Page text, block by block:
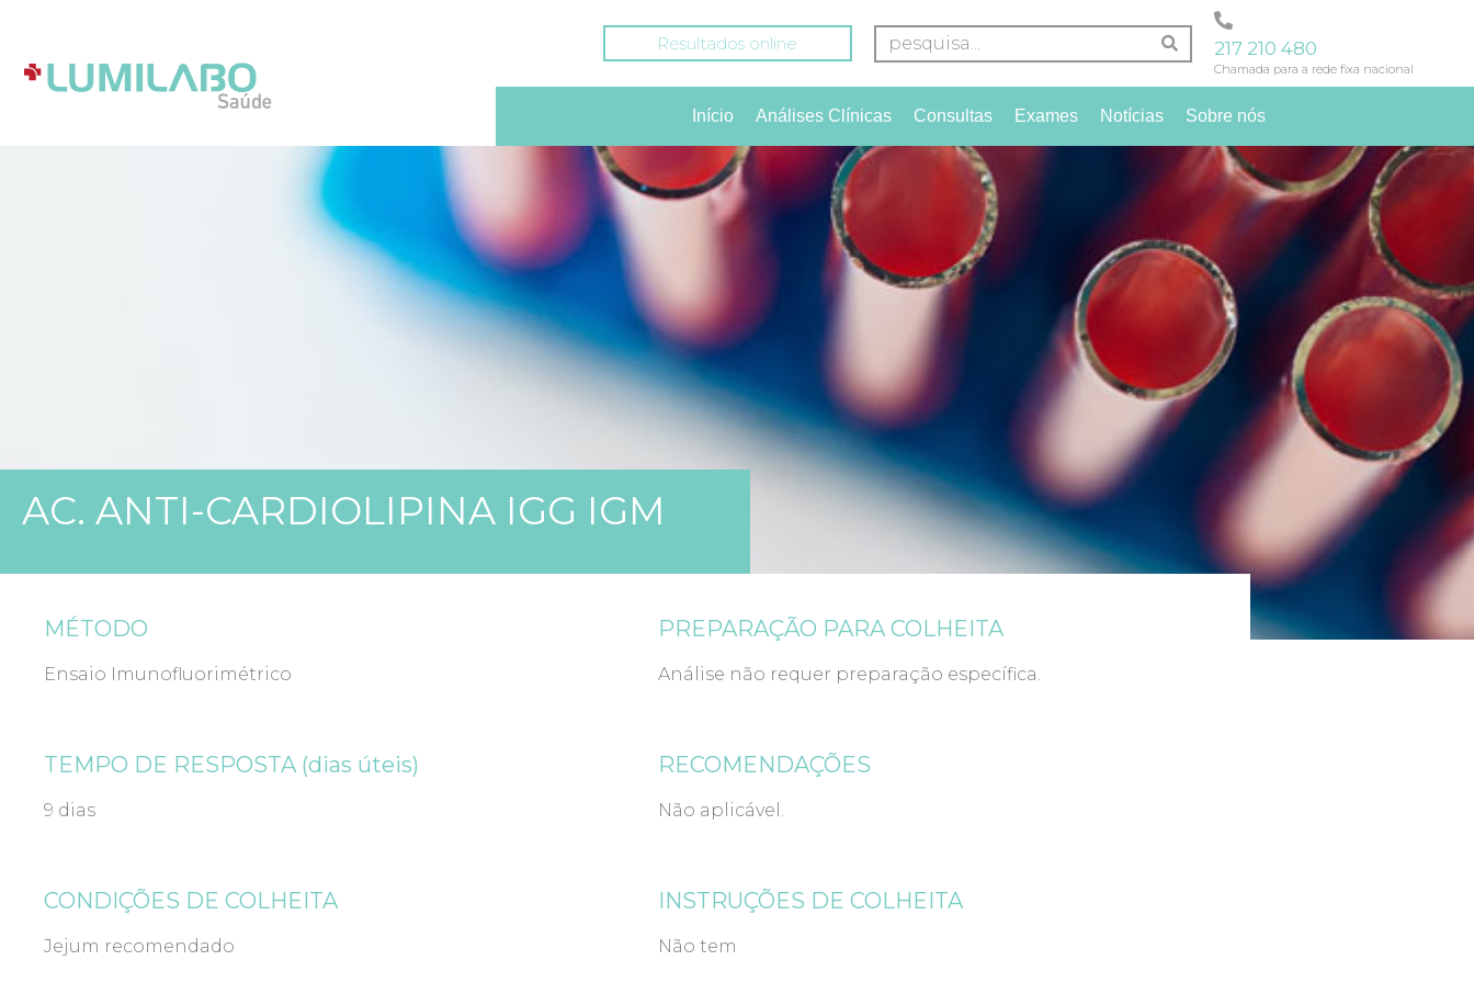
Resultados online 217 210 480
Chamada para a rede fixa nacional
Início Análises Clínicas Consultas Exames Notícias Sobre nós
AC. ANTI-CARDIOLIPINA IGG IGM
MÉTODO
Ensaio Imunofluorimétrico
PREPARAÇÃO PARA COLHEITA
Análise não requer preparação específica.
TEMPO DE RESPOSTA (dias úteis)
9 dias
RECOMENDAÇÕES
Não aplicável.
CONDIÇÕES DE COLHEITA
Jejum recomendado
INSTRUÇÕES DE COLHEITA
Não tem